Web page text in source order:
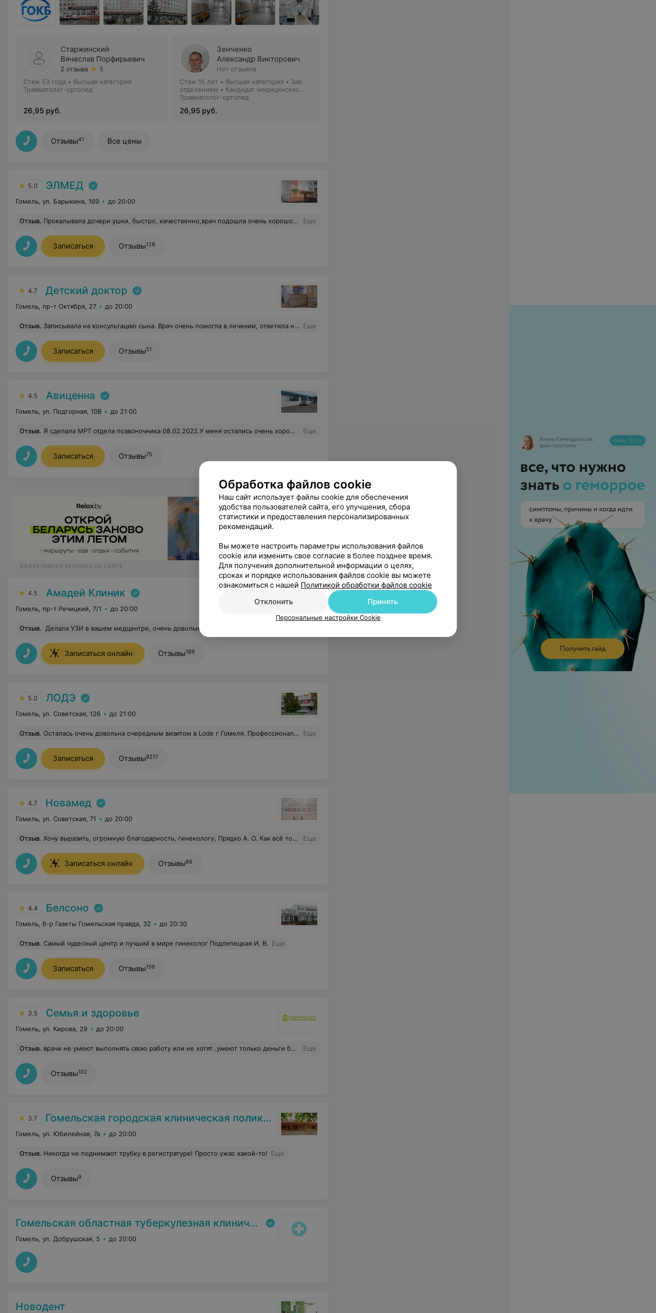
Старжинский
Вячеслав Порфирьевич
2 отзыва
5
Стаж 53 года • Высшая категория
Травматолог-ортопед
26,95 руб.
Зенченко
Александр Викторович
Нет отзывов
Стаж 15 лет • Высшая категория • Зав.
отделением • Кандидат медицинских
наук
Травматолог-ортопед
26,95 руб.
Отзывы41 Все цены
5.0 ЭЛМЕД
Гомель, ул. Барыкина, 169 до 20:00
Отзыв. Прокалывала дочери ушки, быстро, качественно,врач подошла очень хорошо к своей работе, можно сказать, что ребенка заинтересовала,помогла выбрать сережки по возрасту,за что ей большое спасибо! Обращаюсь не первый раз, все очень устраивает!До этого делала ребенку УЗИ брюшной полости и почек, тоже осталась очень довольна,нам надо было сделать срочно,нас записали,через день прийти,плюс с утра а поликлинике запись была только через 4 недели и на 6 вечера,нас это очень не устраивало,за то Элмед пришел как всегда на помощь! Больше спасибо,что вы работаете и находите к каждому клиенту подход! Еще
Записаться Отзывы128
4.7 Детский доктор
Гомель, пр-т Октября, 27 до 20:00
Отзыв. Записывала на консультацию сына. Врач очень помогла в лечении, ответила на все волнующие вопросы, дала рекомендации. Сервис онлайн-консультаций удобный, весь функционал интуитивно понятный, не пришлось долго разбираться. Еще
Записаться Отзывы51
4.5 Авиценна
Гомель, ул. Подгорная, 10В до 21:00
Отзыв. Я сделала МРТ отдела позвоночника 08.02.2022.У меня остались очень хорошие впечатления! Меня приветливо встретили, а в кабинете вообще душевные люди! Спасибо большое! Еще
Записаться Отзывы75
ЭФФЕКТИВНАЯ РЕКЛАМА НА САЙТЕ
4.5 Амадей Клиник
Гомель, пр-т Речицкий, 7/1 до 20:00
Отзыв. Делала УЗИ в вашем медцентре, очень довольна обслуживанием. Понравился профессионализм персонала. Особо хочется отметить доброе отношение, оперативность и внимательность администратора Ирины. Человек на своем месте! Спасибо, будем теперь только у вас обследоваться.
Записаться онлайн Отзывы189
5.0 ЛОДЭ
Гомель, ул. Советская, 126 до 21:00
Отзыв. Осталась очень довольна очередным визитом в Lode г Гомеля. Профессионализм врачей, доброжелательность, внимание к проблемам здоровья пациента и готовность помочь- на должном уровне! Гинеколог- Касперович А.С. С благодарностью. Еще
Записаться Отзывы9217
4.7 Новамед
Гомель, ул. Советская, 71 до 20:00
Отзыв. Хочу выразить, огромную благодарность, гинекологу, Прядко А. О. Как всё точно и доступно объяснили мне и моему партнёру. Сегодня, впервые, мы увидели нашего малыша и это незабываемые моменты. Лучший врач, лучший акушер - гинеколог. Спасибо Вашей клинике и спасибо Вашим специалистам Еще
Записаться онлайн Отзывы86
4.4 Белсоно
Гомель, б-р Газеты Гомельская правда, 32 до 20:30
Отзыв. Самый чудесный центр и лучший в мире гинеколог Подлепецкая И. В. Еще
Записаться Отзывы156
3.5 Семья и здоровье
Гомель, ул. Кирова, 29 до 20:00
Отзыв. врачи не умеют выполнять свою работу или не хотят .умеют только деньги брать. никому не рекомендую .еще создается такое впечатления что как будто к ним домой приходишь что они не довольный вид делают как будто им кто то что то должен.они наверно хотят чтобы к ним никто не ходил.за таким подходам к пациентам я считаю что к ним вообще ходить не надо. люди не обязаны платить им за просто так.таких как этот центр на каждом шагу сейчас если своих пациентов не ценят значит нужно идти в другой Еще
Отзывы102
3.7 Гомельская городская клиническая поликлиника №7
Гомель, ул. Юбилейная, 7а до 20:00
Отзыв. Никогда не поднимают трубку в регистратуре! Просто ужас какой-то! Еще
Отзывы9
Гомельская областная туберкулезная клиническая больница
Гомель, ул. Добрушская, 5 до 20:00
Новодент
Обработка файлов cookie
Наш сайт использует файлы cookie для обеспечения
удобства пользователей сайта, его улучшения, сбора
статистики и предоставления персонализированных
рекомендаций.
Вы можете настроить параметры использования файлов
cookie или изменить свое согласие в более позднее время.
Для получения дополнительной информации о целях,
сроках и порядке использования файлов cookie вы можете
ознакомиться с нашей Политикой обработки файлов cookie
Отклонить
Принять
Персональные настройки Cookie